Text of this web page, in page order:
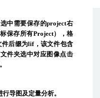
中需要保存的project右
保存所有Project），格
件后缀为lif，该文件包含
件夹选中对应图像点击
导图及定量分析。